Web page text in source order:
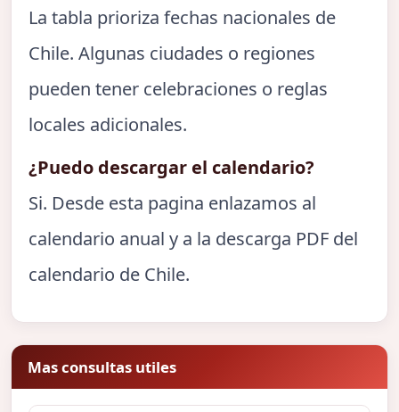
La tabla prioriza fechas nacionales de
Chile. Algunas ciudades o regiones
pueden tener celebraciones o reglas
locales adicionales.
¿Puedo descargar el calendario?
Si. Desde esta pagina enlazamos al
calendario anual y a la descarga PDF del
calendario de Chile.
Mas consultas utiles